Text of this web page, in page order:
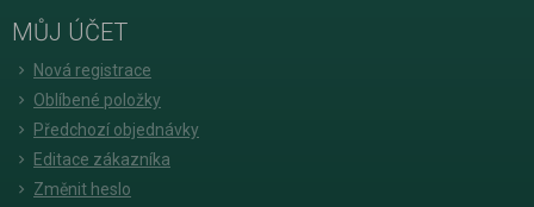
MŮJ ÚČET
Nová registrace
Oblíbené položky
Předchozí objednávky
Editace zákazníka
Změnit heslo